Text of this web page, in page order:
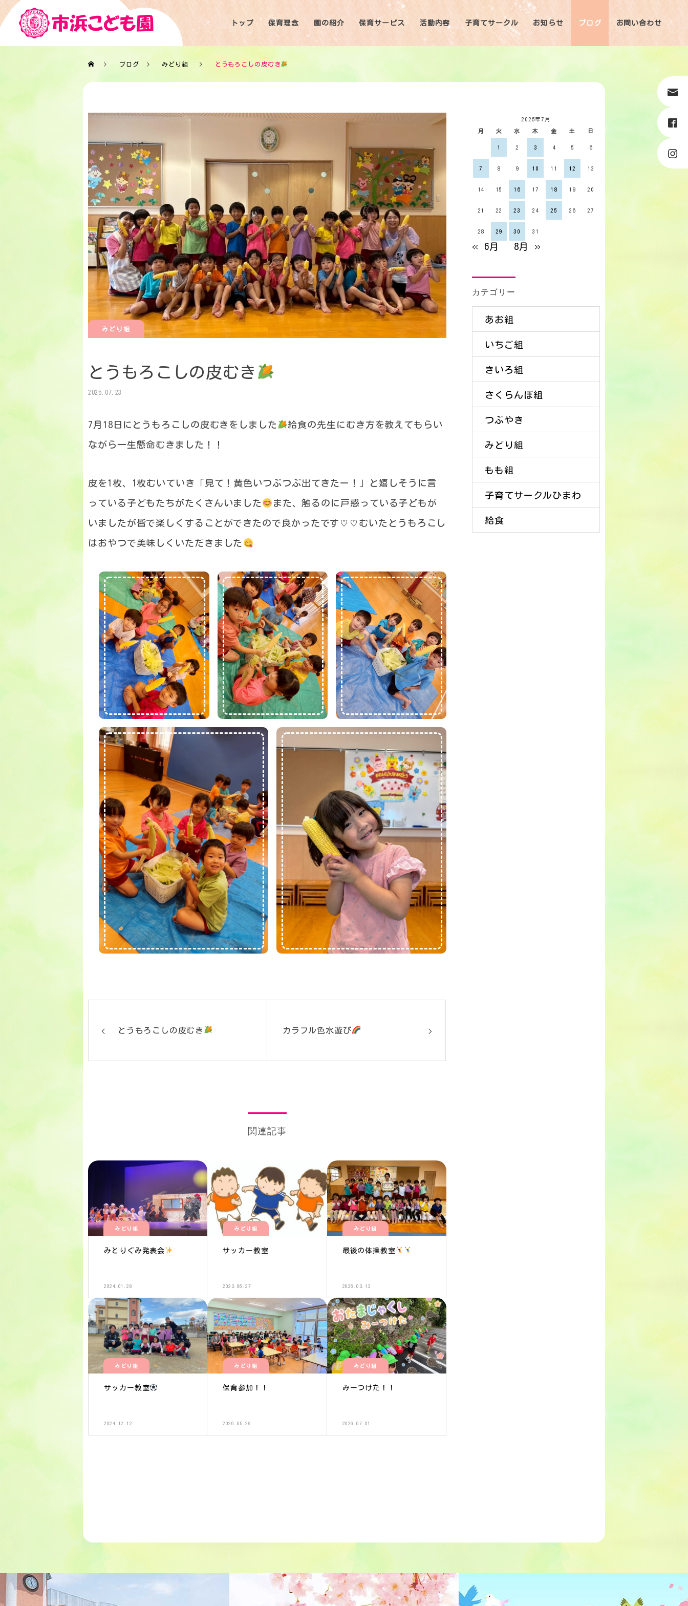
トップ 保育理念 園の紹介 保育サービス 活動内容 子育てサークル お知らせ ブログ お問い合わせ
ブログ みどり組 とうもろこしの皮むき
みどり組
とうもろこしの皮むき
2025.07.23
7月18日にとうもろこしの皮むきをしました 給食の先生にむき方を教えてもらい
ながら一生懸命むきました！！
皮を1枚、1枚むいていき「見て！黄色いつぶつぶ出てきたー！」と嬉しそうに言
っている子どもたちがたくさんいました また、触るのに戸惑っている子どもが
いましたが皆で楽しくすることができたので良かったです♡♡むいたとうもろこし
はおやつで美味しくいただきました
とうもろこしの皮むき カラフル色水遊び
関連記事
みどり組
みどりぐみ発表会
2024.01.28
みどり組
サッカー教室
2023.06.27
みどり組
最後の体操教室
2026.03.13
みどり組
サッカー教室
2024.12.12
みどり組
保育参加！！
2026.05.29
みどり組
みーつけた！！
2026.07.01
2025年7月
月 火 水 木 金 土 日
1 2 3 4 5 6
7 8 9 10 11 12 13
14 15 16 17 18 19 20
21 22 23 24 25 26 27
28 29 30 31
« 6月 8月 »
カテゴリー
あお組
いちご組
きいろ組
さくらんぼ組
つぶやき
みどり組
もも組
子育てサークルひまわ
り
給食